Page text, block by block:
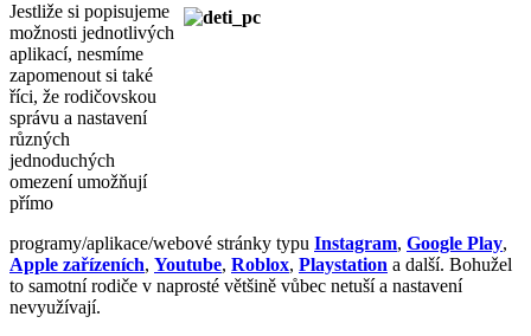
Jestliže si popisujeme
možnosti jednotlivých
aplikací, nesmíme
zapomenout si také
říci, že rodičovskou
správu a nastavení
různých
jednoduchých
omezení umožňují
přímo
programy/aplikace/webové stránky typu Instagram, Google Play,
Apple zařízeních, Youtube, Roblox, Playstation a další. Bohužel
to samotní rodiče v naprosté většině vůbec netuší a nastavení
nevyužívají.